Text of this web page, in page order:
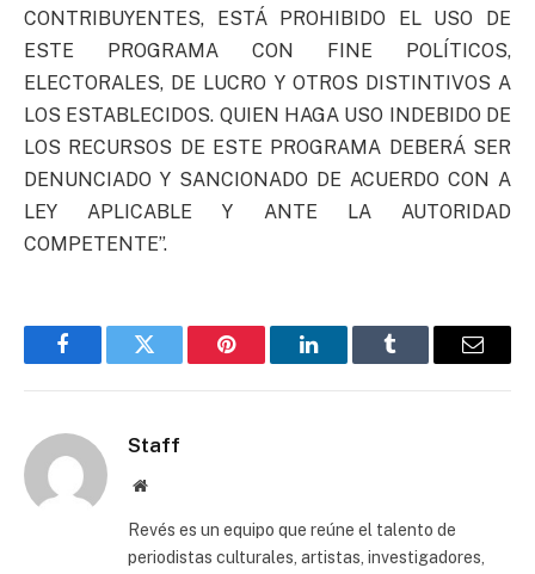
CONTRIBUYENTES, ESTÁ PROHIBIDO EL USO DE
ESTE PROGRAMA CON FINE POLÍTICOS,
ELECTORALES, DE LUCRO Y OTROS DISTINTIVOS A
LOS ESTABLECIDOS. QUIEN HAGA USO INDEBIDO DE
LOS RECURSOS DE ESTE PROGRAMA DEBERÁ SER
DENUNCIADO Y SANCIONADO DE ACUERDO CON A
LEY APLICABLE Y ANTE LA AUTORIDAD
COMPETENTE”.
FacebookTwitter Pinterest LinkedInTumblr Email
Staff
Website
Revés es un equipo que reúne el talento de
periodistas culturales, artistas, investigadores,